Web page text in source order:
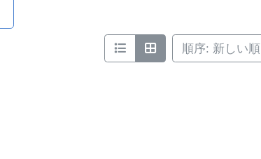
順序: 新しい順